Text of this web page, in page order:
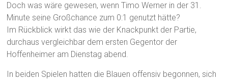
Doch was wäre gewesen, wenn Timo Werner in der 31.
Minute seine Großchance zum 0:1 genutzt hätte?
Im Rückblick wirkt das wie der Knackpunkt der Partie,
durchaus vergleichbar dem ersten Gegentor der
Hoffenheimer am Dienstag abend.
In beiden Spielen hatten die Blauen offensiv begonnen, sich